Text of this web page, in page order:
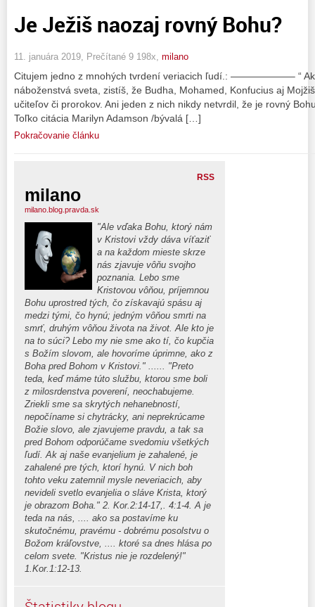
Je Ježiš naozaj rovný Bohu?
11. januára 2019, Prečítané 9 198x, milano
Citujem jedno z mnohých tvrdení veriacich ľudí.: ——————– “ Ak
náboženstvá sveta, zistíš, že Budha, Mohamed, Konfucius aj
učiteľov či prorokov. Ani jeden z nich nikdy netvrdil, že je rovný
Toľko citácia Marilyn Adamson /bývalá […]
Pokračovanie článku
RSS
milano
milano.blog.pravda.sk
"Ale vďaka Bohu, ktorý nám
v Kristovi vždy dáva víťaziť
a na každom mieste skrze
nás zjavuje vôňu svojho
poznania. Lebo sme
Kristovou vôňou, príjemnou
Bohu uprostred tých, čo získavajú spásu aj
medzi tými, čo hynú; jedným vôňou smrti na
smrť, druhým vôňou života na život. Ale kto je
na to súci? Lebo my nie sme ako tí, čo kupčia
s Božím slovom, ale hovoríme úprimne, ako z
Boha pred Bohom v Kristovi." ...... "Preto
teda, keď máme túto službu, ktorou sme boli
z milosrdenstva poverení, neochabujeme.
Zriekli sme sa skrytých nehanebností,
nepočíname si chytrácky, ani neprekrúcame
Božie slovo, ale zjavujeme pravdu, a tak sa
pred Bohom odporúčame svedomiu všetkých
ľudí. Ak aj naše evanjelium je zahalené, je
zahalené pre tých, ktorí hynú. V nich boh
tohto veku zatemnil mysle neveriacich, aby
nevideli svetlo evanjelia o sláve Krista, ktorý
je obrazom Boha." 2. Kor.2:14-17,. 4:1-4. A je
teda na nás, .... ako sa postavíme ku
skutočnému, pravému - dobrému posolstvu o
Božom kráľovstve, .... ktoré sa dnes hlása po
celom svete. "Kristus nie je rozdelený!"
1.Kor.1:12-13.